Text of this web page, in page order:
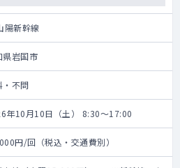
陽新幹線
県岩国市
・不問
年10月10日（土） 8:30～17:00
円/回（税込・交通費別）